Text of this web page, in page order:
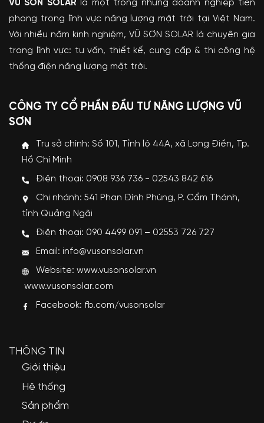
VŨ SƠN SOLAR là một trong những doanh nghiệp tiên
phong trong lĩnh vực năng lượng mặt trời tại Việt Nam.
Với nhiều năm kinh nghiệm, VŨ SƠN SOLAR là chuyên gia
trong lĩnh vực: tư vấn, thiết kế, cung cấp & thi công hệ
thống điện năng lượng mặt trời.
CÔNG TY CỔ PHẦN ĐẦU TƯ NĂNG LƯỢNG VŨ
SƠN
Trụ sở chính: Số 101, Tỉnh lộ 44A, xã Long Điền, Tp.
Hồ Chí Minh
Điện thoại: 0908 936 736 - 02543 842 616
Chi nhánh: 541 Phan Đình Phùng, P. Cẩm Thành,
tỉnh Quảng Ngãi
Điện thoại: 090 4499 091 – 02553 726 727
Email: info@vusonsolar.vn
Website:www.vusonsolar.vn
www.vusonsolar.com
Facebook: fb.com/vusonsolar
THÔNG TIN
Giới thiệu
Hệ thống
Sản phẩm